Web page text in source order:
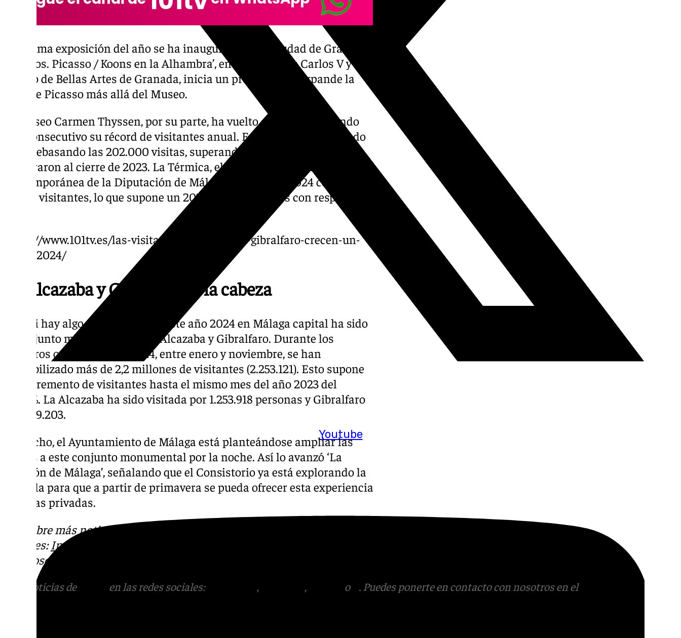
Youtube
La última exposición del año se ha inaugurado en la ciudad de Granada.
‘Reflejos. Picasso / Koons en la Alhambra’, en el Palacio de Carlos V y
Museo de Bellas Artes de Granada, inicia un proyecto que expande la
obra de Picasso más allá del Museo.
El Museo Carmen Thyssen, por su parte, ha vuelto a batir por segundo
año consecutivo su récord de visitantes anual. En concreto, ha acabado
2024 rebasando las 202.000 visitas, superando así las 185.918 que se
registraron al cierre de 2023. La Térmica, el centro de cultura
contemporánea de la Diputación de Málaga, ha cerrado 2024 con más de
87.100 visitantes, lo que supone un 20% más de usuarios con respecto a
https://www.101tv.es/las-visitas-a-la-alcazaba-y-gibralfaro-crecen-un-
38-en-2024/
La Alcazaba y Gibralfaro, a la cabeza
Pero si hay algo que ha reinado este año 2024 en Málaga capital ha sido
el conjunto monumental de la Alcazaba y Gibralfaro. Durante los
primeros once meses de 2024, entre enero y noviembre, se han
contabilizado más de 2,2 millones de visitantes (2.253.121). Esto supone
un incremento de visitantes hasta el mismo mes del año 2023 del
38,49%. La Alcazaba ha sido visitada por 1.253.918 personas y Gibralfaro
por 999.203.
De hecho, el Ayuntamiento de Málaga está planteándose ampliar las
visitas a este conjunto monumental por la noche. Así lo avanzó ‘La
Opinión de Málaga’, señalando que el Consistorio ya está explorando la
fórmula para que a partir de primavera se pueda ofrecer esta experiencia
a visitas privadas.
Descubre más noticias de 101Tv en las redes
sociales:Instagram
con nosotros en el correo
Más noticias de en las redes sociales: , , o
. Puedes ponerte en contacto con nosotros en el